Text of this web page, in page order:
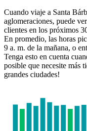
Cuando viaje a Santa
aglomeraciones, puede
clientes en los próximos
En promedio, las horas
9 a. m. de la mañana, o
Tenga esto en cuenta
posible que necesite más
grandes ciudades!